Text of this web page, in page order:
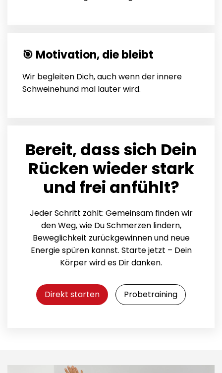
🎯 Motivation, die bleibt
Wir begleiten Dich, auch wenn der innere
Schweinehund mal lauter wird.
Bereit, dass sich Dein
Rücken wieder stark
und frei anfühlt?
Jeder Schritt zählt: Gemeinsam finden wir
den Weg, wie Du Schmerzen lindern,
Beweglichkeit zurückgewinnen und neue
Energie spüren kannst. Starte jetzt – Dein
Körper wird es Dir danken.
Direkt starten Probetraining